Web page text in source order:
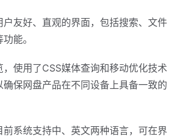
友好、直观的界面，包括搜索、文件
能。
，使用了CSS媒体查询和移动优化技术
保网盘产品在不同设备上具备一致的
系统支持中、英文两种语言，可在界